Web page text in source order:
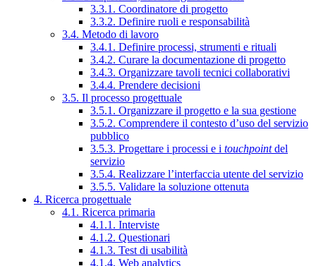
3.3.1. Coordinatore di progetto
3.3.2. Definire ruoli e responsabilità
3.4. Metodo di lavoro
3.4.1. Definire processi, strumenti e rituali
3.4.2. Curare la documentazione di progetto
3.4.3. Organizzare tavoli tecnici collaborativi
3.4.4. Prendere decisioni
3.5. Il processo progettuale
3.5.1. Organizzare il progetto e la sua gestione
3.5.2. Comprendere il contesto d’uso del servizio
pubblico
3.5.3. Progettare i processi e i touchpointdel
servizio
3.5.4. Realizzare l’interfaccia utente del servizio
3.5.5. Validare la soluzione ottenuta
4. Ricerca progettuale
4.1. Ricerca primaria
4.1.1. Interviste
4.1.2. Questionari
4.1.3. Test di usabilità
4.1.4. Web analytics